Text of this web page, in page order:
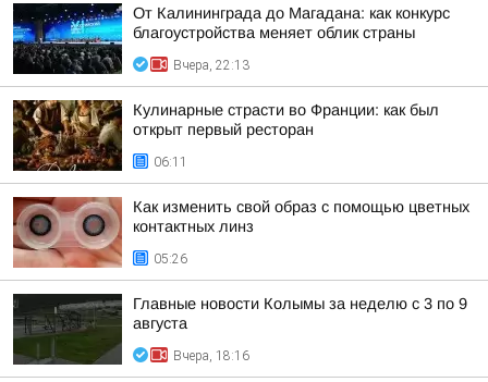
От Калининграда до Магадана: как конкурс
благоустройства меняет облик страны
Вчера, 22:13
Кулинарные страсти во Франции: как был
открыт первый ресторан
06:11
Как изменить свой образ с помощью цветных
контактных линз
05:26
Главные новости Колымы за неделю с 3 по 9
августа
Вчера, 18:16